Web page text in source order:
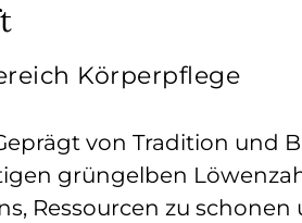
Körperpflege
von Tradition und
grüngelben
Ressourcen zu schonen